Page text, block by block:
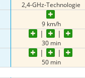
2,4-GHz-Technologie
9 km/h
30 min
50 min